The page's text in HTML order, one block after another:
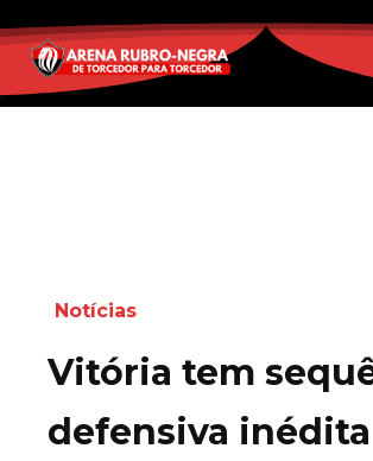
Notícias
Vitória tem
defensiva